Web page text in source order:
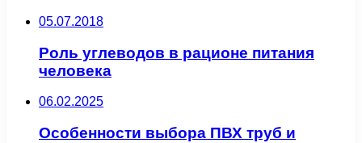
05.07.2018
Роль углеводов в рационе питания
человека
06.02.2025
Особенности выбора ПВХ труб и